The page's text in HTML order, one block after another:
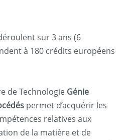
sur 3 ans (6
à 180 crédits européens
de Technologie Génie
permet d’acquérir les
relatives aux
de la matière et de